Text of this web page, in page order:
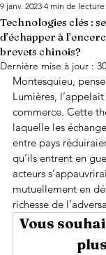
Technologies clés :
d’échapper à
brevets chinois?
9 janv. 2023 4 min de lecture
Dernière mise à jour :
Montesquieu,
Lumières,
commerce. Cette
laquelle les
entre pays
qu’ils entrent en
acteurs
mutuellement en
richesse de
Vous